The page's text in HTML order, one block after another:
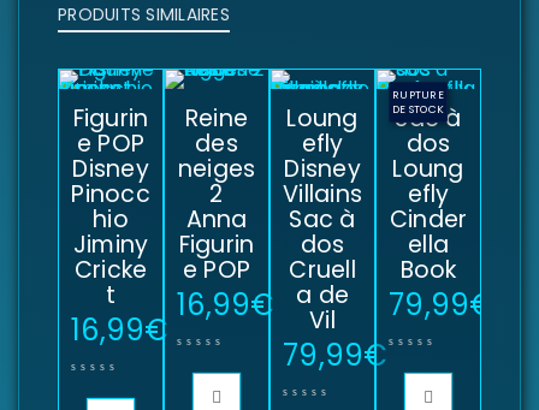
PRODUITS SIMILAIRES
Figurin
e POP
Disney
Pinocc
hio
Jiminy
Cricke
t
16,99€
Reine
des
neiges
2
Anna
Figurin
e POP
16,99€
Loung
efly
Disney
Villains
Sac à
dos
Cruell
a de
Vil
79,99€
RUPTURE
DE STOCK
Sac à
dos
Loung
efly
Cinder
ella
Book
79,99€